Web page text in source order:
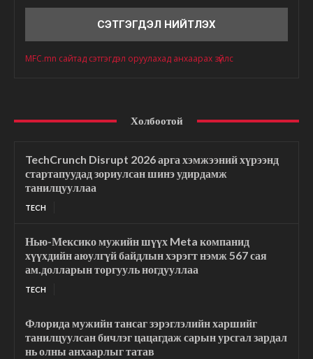
MFC.mn сайтад сэтгэгдэл оруулахад анхаарах зүйлс
Холбоотой
TechCrunch Disrupt 2026 арга хэмжээний хүрээнд
стартапуудад зориулсан шинэ удирдамж
танилцууллаа
TECH
Нью-Мексико мужийн шүүх Meta компанид
хүүхдийн аюулгүй байдлын хэрэгт нэмж 567 сая
ам.долларын торгууль ногдууллаа
TECH
Флорида мужийн тансаг зэрэглэлийн харшийг
танилцуулсан бичлэг цацагдаж сарын урсгал зардал
нь олны анхаарлыг татав